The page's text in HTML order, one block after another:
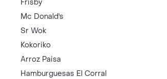
Frisby
Mc Donald's
Sr Wok
Kokoriko
Arroz Paisa
Hamburguesas El Corral